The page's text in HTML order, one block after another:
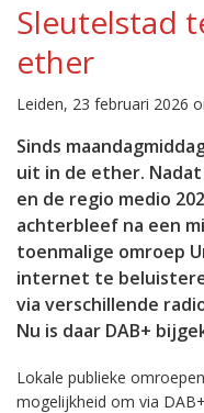
Sleutelstad
ether
Leiden, 23 februari 2026
Sinds
uit in de ether.
en de regio medio
achterbleef na een
toenmalige omroep
internet te
via verschillende
Nu is daar DAB+
Lokale publieke
mogelijkheid om via